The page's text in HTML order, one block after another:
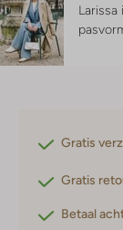
Larissa
Gratis
Gratis
Betaal